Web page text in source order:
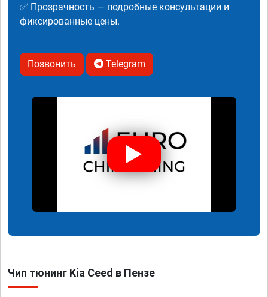
✅ Прозрачность — подробные консультации и
фиксированные цены.
Позвонить Telegram
Чип тюнинг Kia Ceed в Пензе